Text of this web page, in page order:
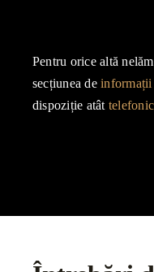
Pentru orice altă
secțiunea deinformații
dispoziție atât telefonic